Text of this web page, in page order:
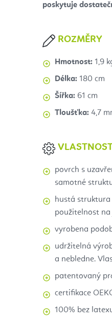
poskytuje
ROZMĚRY
Hmotnost: 1,9
Délka: 180 cm
Šířka: 61 cm
Tloušťka: 4,7
povrch s
samotné
hustá struktura
použitelnost na
vyrobena
udržitelná
a nebledne.
patentovaný
certifikace
100% bez